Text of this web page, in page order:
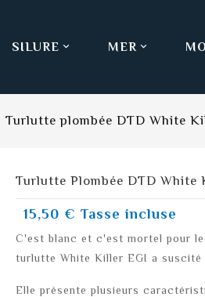

SILURE 
MER
Turlutte plombée DTD White
Turlutte Plombée DTD White
15,50 € Tasse incluse
C'est blanc et c'est mortel pour
turlutte White Killer EGI a suscité
Elle présente plusieurs